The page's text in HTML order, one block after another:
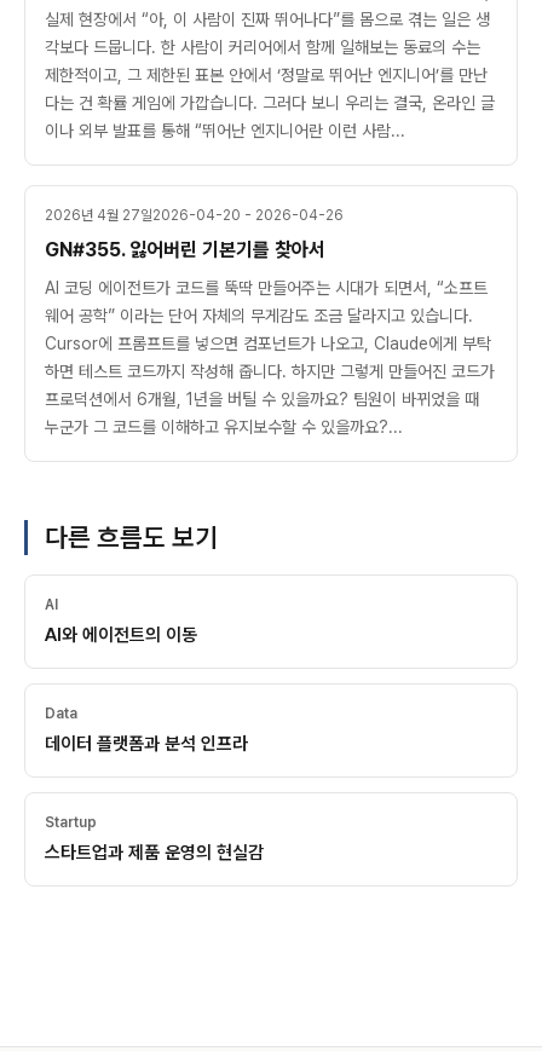
실제 현장에서 “아, 이 사람이 진짜 뛰어나다”를 몸으로 겪는 일은 생
각보다 드뭅니다. 한 사람이 커리어에서 함께 일해보는 동료의 수는
제한적이고, 그 제한된 표본 안에서 ‘정말로 뛰어난 엔지니어’를 만난
다는 건 확률 게임에 가깝습니다. 그러다 보니 우리는 결국, 온라인 글
이나 외부 발표를 통해 “뛰어난 엔지니어란 이런 사람...
2026년 4월 27일2026-04-20 - 2026-04-26
GN#355. 잃어버린 기본기를 찾아서
AI 코딩 에이전트가 코드를 뚝딱 만들어주는 시대가 되면서, “소프트
웨어 공학” 이라는 단어 자체의 무게감도 조금 달라지고 있습니다.
Cursor에 프롬프트를 넣으면 컴포넌트가 나오고, Claude에게 부탁
하면 테스트 코드까지 작성해 줍니다. 하지만 그렇게 만들어진 코드가
프로덕션에서 6개월, 1년을 버틸 수 있을까요? 팀원이 바뀌었을 때
누군가 그 코드를 이해하고 유지보수할 수 있을까요?...
다른 흐름도 보기
AI
AI와 에이전트의 이동
Data
데이터 플랫폼과 분석 인프라
Startup
스타트업과 제품 운영의 현실감